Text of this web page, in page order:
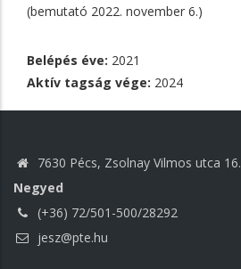
(bemutató 2022. november 6.)
Belépés éve: 2021
Aktív tagság vége: 2024
7630 Pécs, Zsolnay Vilmos utca 16.
Negyed
(+36) 72/501-500/28292
jesz@pte.hu